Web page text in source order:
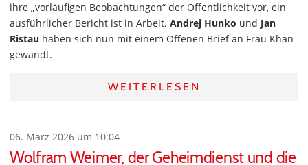
ihre „vorläufigen Beobachtungen“ der Öffentlichkeit vor, ein
ausführlicher Bericht ist in Arbeit. Andrej Hunko und Jan
Ristau haben sich nun mit einem Offenen Brief an Frau Khan
gewandt.
WEITERLESEN
06. März 2026 um 10:04
Wolfram Weimer, der Geheimdienst und die